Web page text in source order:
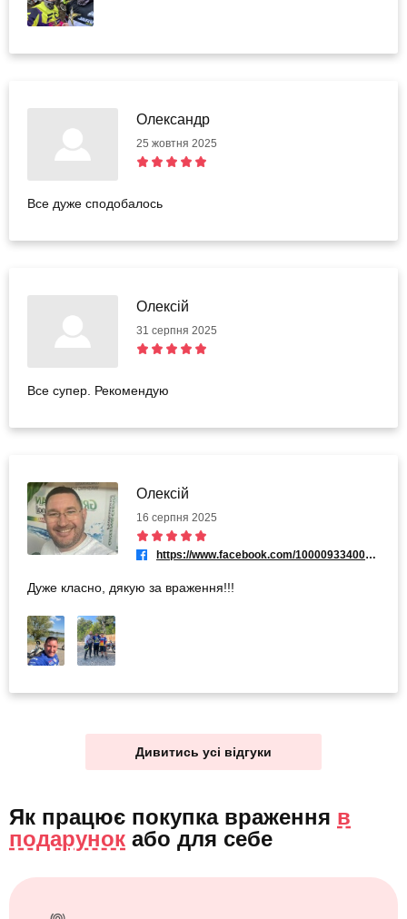
Олександр
25 жовтня 2025
Все дуже сподобалось
Олексій
31 серпня 2025
Все супер. Рекомендую
Олексій
16 серпня 2025
https://www.facebook.com/100009334005719
Дуже класно, дякую за враження!!!
Дивитись усі відгуки
Як працює покупка враження в
подарунок або для себе